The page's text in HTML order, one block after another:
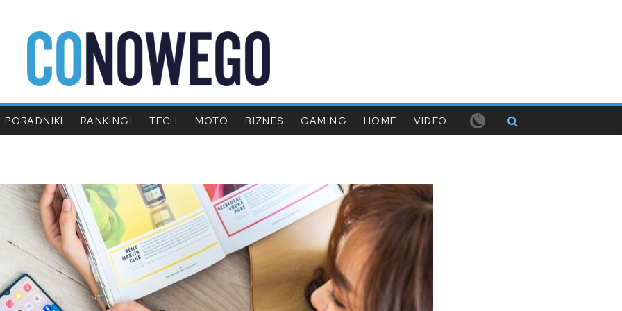
PORADNIKI RANKINGI TECH MOTO BIZNES GAMING HOME VIDEO